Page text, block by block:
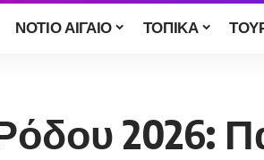
ΝΟΤΙΟ ΑΙΓΑΙΟ ΤΟΠΙΚΑ
2026: